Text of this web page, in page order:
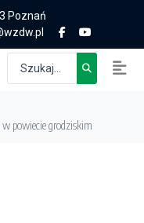
Poznań
powiecie grodziskim